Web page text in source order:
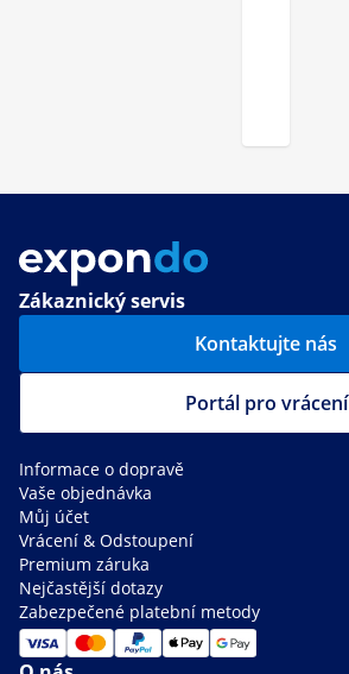
Zákaznický servis
Kontaktujte nás
Portál pro vrácení
Informace o dopravě
Vaše objednávka
Můj účet
Vrácení & Odstoupení
Premium záruka
Nejčastější dotazy
Zabezpečené platební metody